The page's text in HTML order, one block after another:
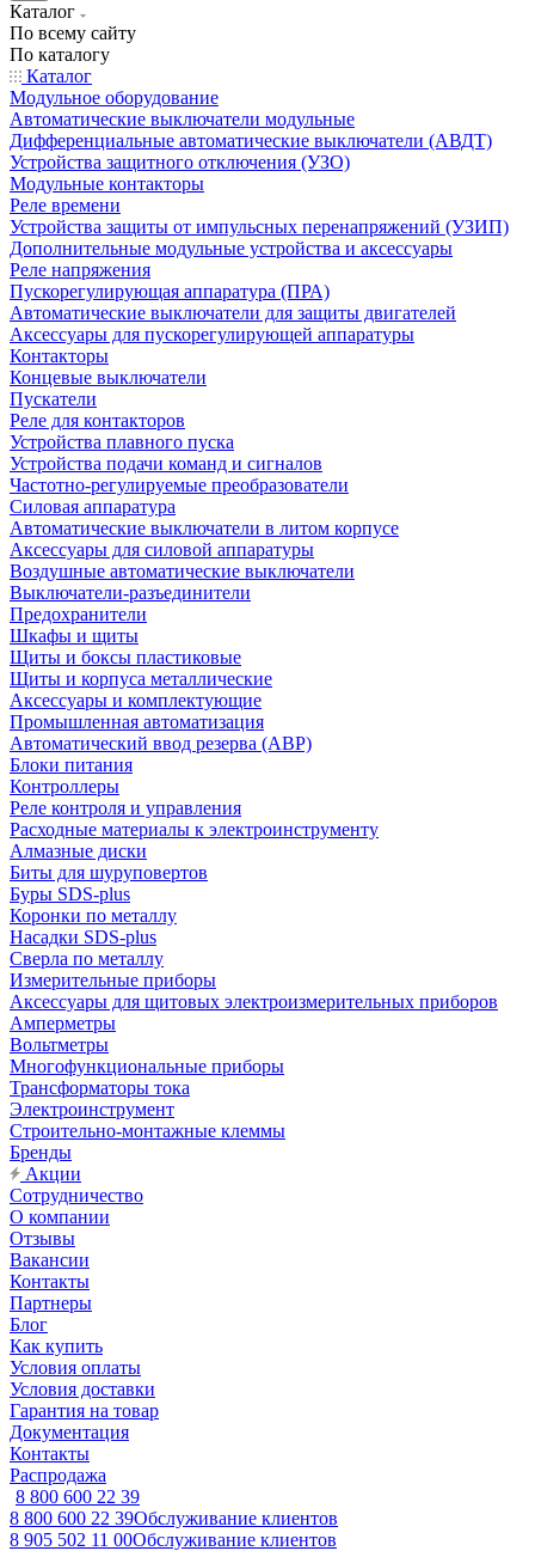
Каталог
По всему сайту
По каталогу
Каталог
Модульное оборудование
Автоматические выключатели модульные
Дифференциальные автоматические выключатели (АВДТ)
Устройства защитного отключения (УЗО)
Модульные контакторы
Реле времени
Устройства защиты от импульсных перенапряжений (УЗИП)
Дополнительные модульные устройства и аксессуары
Реле напряжения
Пускорегулирующая аппаратура (ПРА)
Автоматические выключатели для защиты двигателей
Аксессуары для пускорегулирующей аппаратуры
Контакторы
Концевые выключатели
Пускатели
Реле для контакторов
Устройства плавного пуска
Устройства подачи команд и сигналов
Частотно-регулируемые преобразователи
Силовая аппаратура
Автоматические выключатели в литом корпусе
Аксессуары для силовой аппаратуры
Воздушные автоматические выключатели
Выключатели-разъединители
Предохранители
Шкафы и щиты
Щиты и боксы пластиковые
Щиты и корпуса металлические
Аксессуары и комплектующие
Промышленная автоматизация
Автоматический ввод резерва (АВР)
Блоки питания
Контроллеры
Реле контроля и управления
Расходные материалы к электроинструменту
Алмазные диски
Биты для шуруповертов
Буры SDS-plus
Коронки по металлу
Насадки SDS-plus
Сверла по металлу
Измерительные приборы
Аксессуары для щитовых электроизмерительных приборов
Амперметры
Вольтметры
Многофункциональные приборы
Трансформаторы тока
Электроинструмент
Строительно-монтажные клеммы
Бренды
Акции
Сотрудничество
О компании
Отзывы
Вакансии
Контакты
Партнеры
Блог
Как купить
Условия оплаты
Условия доставки
Гарантия на товар
Документация
Контакты
Распродажа
8 800 600 22 39
8 800 600 22 39Обслуживание клиентов
8 905 502 11 00Обслуживание клиентов